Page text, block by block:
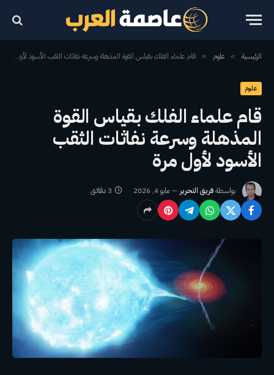
الرئيسية » علوم » قام علماء الفلك بقياس القوة المذهلة وسرعة نفاثات الثقب الأسود لأول مرة
علوم
قام علماء الفلك بقياس القوة
المذهلة وسرعة نفاثات الثقب
الأسود لأول مرة
بواسطةفريق التحرير مايو 4, 2026 3 دقائق